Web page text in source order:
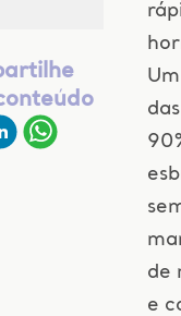
de
e